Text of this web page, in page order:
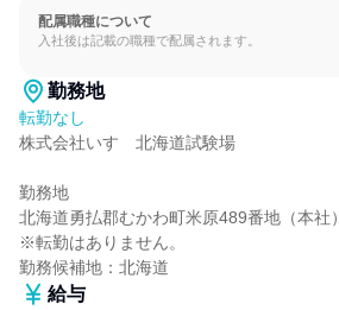
配属職種について
入社後は記載の職種で配属されます。
勤務地
転勤なし
株式会社いすゞ北海道試験場
勤務地
北海道勇払郡むかわ町米原489番地（本社）
※転勤はありません。
勤務候補地：北海道
給与